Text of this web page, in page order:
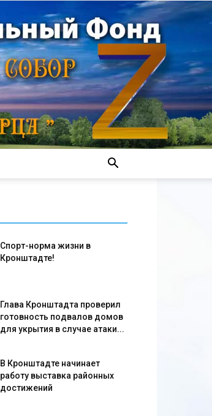
Спорт-норма жизни в
Кронштадте!
Глава Кронштадта проверил
готовность подвалов домов
для укрытия в случае атаки...
В Кронштадте начинает
работу выставка районных
достижений